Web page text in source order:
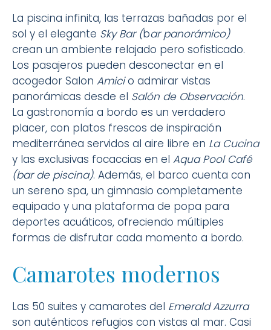
La piscina infinita, las terrazas bañadas por el
sol y el elegante Sky Bar (bar panorámico)
crean un ambiente relajado pero sofisticado.
Los pasajeros pueden desconectar en el
acogedor Salon Amicio admirar vistas
panorámicas desde el Salón de Observación.
La gastronomía a bordo es un verdadero
placer, con platos frescos de inspiración
mediterránea servidos al aire libre en La Cucina
y las exclusivas focaccias en el Aqua Pool Café
(bar de piscina). Además, el barco cuenta con
un sereno spa, un gimnasio completamente
equipado y una plataforma de popa para
deportes acuáticos, ofreciendo múltiples
formas de disfrutar cada momento a bordo.
Camarotes modernos
Las 50 suites y camarotes del Emerald Azzurra
son auténticos refugios con vistas al mar. Casi